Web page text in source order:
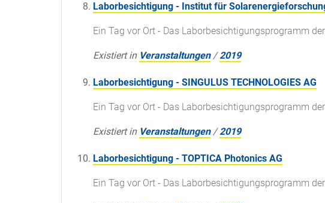
Laborbesichtigung - Institut für
Ein Tag vor Ort - Das Laborbesichtigungsprogramm der
Existiert in Veranstaltungen /2019
Laborbesichtigung - SINGULUS TECHNOLOGIES AG
Ein Tag vor Ort - Das Laborbesichtigungsprogramm der
Existiert in Veranstaltungen /2019
Laborbesichtigung - TOPTICA Photonics AG
Ein Tag vor Ort - Das Laborbesichtigungsprogramm der